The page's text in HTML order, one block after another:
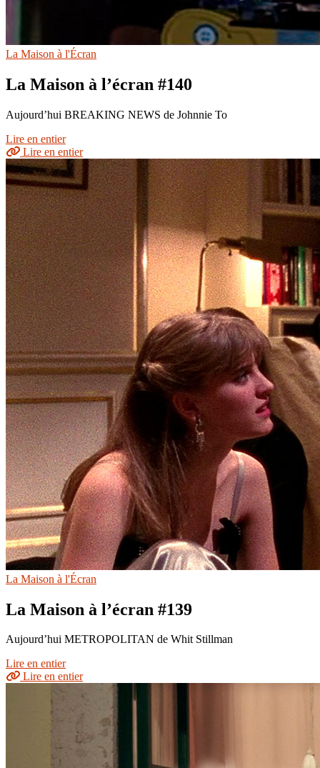
La Maison à l'Écran
La Maison à l’écran #140
Aujourd’hui BREAKING NEWS de Johnnie To
Lire en entier
Lire en entier
La Maison à l'Écran
La Maison à l’écran #139
Aujourd’hui METROPOLITAN de Whit Stillman
Lire en entier
Lire en entier